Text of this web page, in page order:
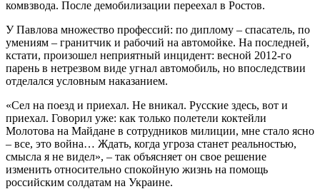
комвзвода. После демобилизации переехал в Ростов.
У Павлова множество профессий: по диплому – спасатель, по
умениям – гранитчик и рабочий на автомойке. На последней,
кстати, произошел неприятный инцидент: весной 2012-го
парень в нетрезвом виде угнал автомобиль, но впоследствии
отделался условным наказанием.
«Сел на поезд и приехал. Не вникал. Русские здесь, вот и
приехал. Говорил уже: как только полетели коктейли
Молотова на Майдане в сотрудников милиции, мне стало ясно
– все, это война… Ждать, когда угроза станет реальностью,
смысла я не видел», – так объясняет он свое решение
изменить относительно спокойную жизнь на помощь
российским солдатам на Украине.